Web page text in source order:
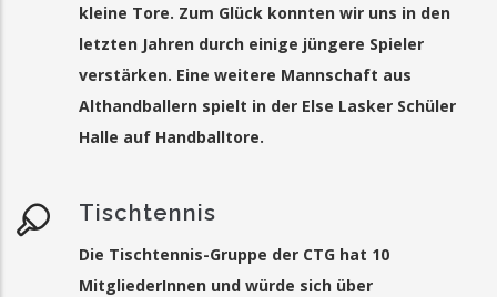
kleine Tore. Zum Glück konnten wir uns in den
letzten Jahren durch einige jüngere Spieler
verstärken. Eine weitere Mannschaft aus
Althandballern spielt in der Else Lasker Schüler
Halle auf Handballtore.
Tischtennis
Die Tischtennis-Gruppe der CTG hat 10
MitgliederInnen und würde sich über